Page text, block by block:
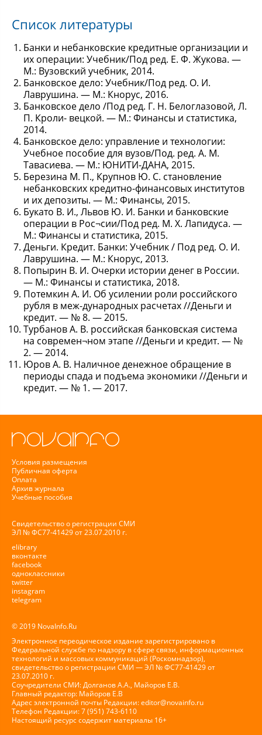
Список литературы
Банки и небанковские кредитные организации и
их операции: Учебник/Под ред. Е. Ф. Жукова. —
М.: Вузовский учебник, 2014.
Банковское дело: Учебник/Под ред. О. И.
Лаврушина. — М.: Кнорус, 2016.
Банковское дело /Под ред. Г. Н. Белоглазовой, Л.
П. Кроли- вецкой. — М.: Финансы и статистика,
2014.
Банковское дело: управление и технологии:
Учебное пособие для вузов/Под. ред. А. М.
Тавасиева. — М.: ЮНИТИ-ДАНА, 2015.
Березина М. П., Крупнов Ю. С. становление
небанковских кредитно-финансовых институтов
и их депозиты. — М.: Финансы, 2015.
Букато В. И., Львов Ю. И. Банки и банковские
операции в Рос¬сии/Под ред. М. X. Лапидуса. —
М.: Финансы и статистика, 2015.
Деньги. Кредит. Банки: Учебник / Под ред. О. И.
Лаврушина. — М.: Кнорус, 2013.
Попырин В. И. Очерки истории денег в России.
— М.: Финансы и статистика, 2018.
Потемкин А. И. Об усилении роли российского
рубля в меж-дународных расчетах //Деньги и
кредит. — № 8. — 2015.
Турбанов А. В. российская банковская система
на современ¬ном этапе //Деньги и кредит. — №
2. — 2014.
Юров А. В. Наличное денежное обращение в
периоды спада и подъема экономики //Деньги и
кредит. — № 1. — 2017.
Условия размещения
Публичная оферта
Оплата
Архив журнала
Учебные пособия
Свидетельство о регистрации СМИ
ЭЛ № ФС77-41429 от 23.07.2010 г.
elibrary
вконтакте
facebook
одноклассники
twitter
instagram
telegram
© 2019 NovaInfo.Ru
Электронное переодическое издание зарегистрировано в
Федеральной службе по надзору в сфере связи, информационных
технологий и массовых коммуникаций (Роскомнадзор),
свидетельство о регистрации СМИ — ЭЛ № ФС77-41429 от
23.07.2010 г.
Соучредители СМИ: Долганов А.А., Майоров Е.В.
Главный редактор: Майоров Е.В
Адрес электронной почты Редакции:editor@novainfo.ru
Телефон Редакции: 7 (951) 743-6110
Настоящий ресурс содержит материалы 16+